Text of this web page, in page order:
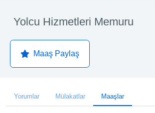
Yolcu Hizmetleri Memuru
Maaş Paylaş
Yorumlar Mülakatlar Maaşlar